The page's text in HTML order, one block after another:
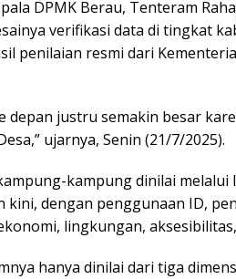
DPMK Berau, Tenteram
verifikasi data di tingkat
penilaian resmi dari
depan justru semakin besar
ujarnya, Senin (21/7/2025).
kampung dinilai melalui
kini, dengan penggunaan ID,
lingkungan,
hanya dinilai dari tiga